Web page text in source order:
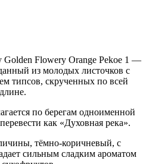
Golden Flowery Orange Pekoe 1 —
из молодых листочков с
типсов, скрученных по всей
длине.
по берегам одноименной
как «Духовная река».
тёмно-коричневый, с
сильным сладким ароматом